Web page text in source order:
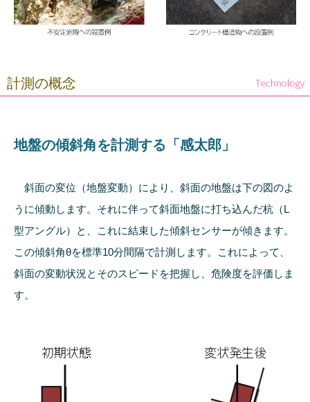
計測の概念
地盤の傾斜角を計測する「感太郎」
斜面の変位（地盤変動）により、斜面の地盤は下の図のよ
うに傾動します。それに伴って斜面地盤に打ち込んだ杭（L
型アングル）と、これに結束した傾斜センサーが傾きます。
この傾斜角θを標準10分間隔で計測します。これによって、
斜面の変動状況とそのスピードを把握し、危険度を評価しま
す。